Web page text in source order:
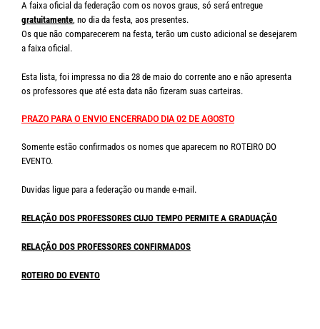
A faixa oficial da federação com os novos graus, só será entregue
gratuitamente, no dia da festa, aos presentes.
Os que não comparecerem na festa, terão um custo adicional se desejarem
a faixa oficial.
Esta lista, foi impressa no dia 28 de maio do corrente ano e não apresenta
os professores que até esta data não fizeram suas carteiras.
PRAZO PARA O ENVIO ENCERRADO DIA 02 DE AGOSTO
Somente estão confirmados os nomes que aparecem no ROTEIRO DO
EVENTO.
Duvidas ligue para a federação ou mande e-mail.
RELAÇÃO DOS PROFESSORES CUJO TEMPO PERMITE A GRADUAÇÃO
RELAÇÃO DOS PROFESSORES CONFIRMADOS
ROTEIRO DO EVENTO